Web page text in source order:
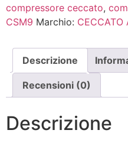
compressore ceccato,
CSM9 Marchio: CECCATO
Descrizione
Recensioni (0)
Descrizione